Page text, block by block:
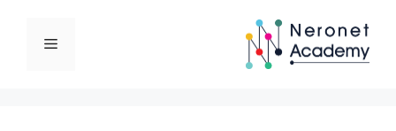
المحتوى
القائمة